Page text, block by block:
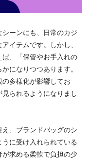
ーンにも、日常のカジ
イテムです。しかし、
、「保管やお手入れの
になりつつあります。
多様化が影響してお
られるようになりまし
、ブランドバッグのシ
に受け入れられている
求める柔軟で負担の少